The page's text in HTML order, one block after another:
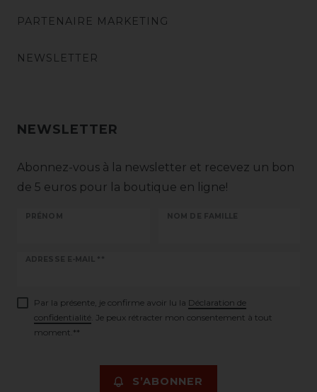
PARTENAIRE MARKETING
NEWSLETTER
NEWSLETTER
Abonnez-vous à la newsletter et recevez un bon
de 5 euros pour la boutique en ligne!
PRÉNOM NOM DE FAMILLE
ADRESSE E-MAIL **
Ceres::Template.newsletterHoneypotLabel
Par la présente, je confirme avoir lu la Déclaration de
confidentialité . Je peux rétracter mon consentement à tout
moment.**
S’ABONNER